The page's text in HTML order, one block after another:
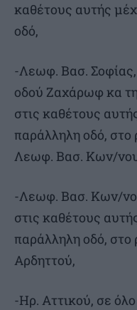
καθέτους αυτής
οδό,
-Λεωφ. Βασ.
οδού Ζαχάρωφ κα
στις καθέτους
παράλληλη οδό,
Λεωφ. Βασ. Κων/
-Λεωφ. Βασ. Κων/
στις καθέτους
παράλληλη οδό,
Αρδηττού,
-Ηρ. Αττικού, σε